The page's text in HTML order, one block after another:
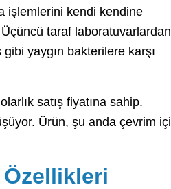
işlemlerini kendi kendine
taraf laboratuvarlardan
yaygın bakterilere karşı
satış fiyatına sahip.
Ürün, şu anda çevrim içi
Özellikleri